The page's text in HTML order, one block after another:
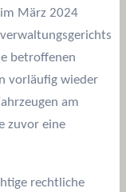
März 2024
betroffenen
vorläufig wieder
am
zuvor eine
rechtliche